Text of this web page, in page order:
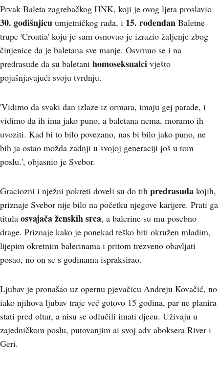
Prvak Baleta zagrebačkog HNK, koji je ovog ljeta proslavio
30. godišnjicu umjetničkog rada, i 15. rođendan Baletne
trupe 'Croatia' koju je sam osnovao je izrazio žaljenje zbog
činjenice da je baletana sve manje. Osvrnuo se i na
predrasude da su baletani homoseksualci vješto
pojašnjavajući svoju tvrdnju.
'Vidimo da svaki dan izlaze iz ormara, imaju gej parade, i
vidimo da ih ima jako puno, a baletana nema, moramo ih
uvoziti. Kad bi to bilo povezano, nas bi bilo jako puno, ne
bih ja ostao možda zadnji u svojoj generaciji još u tom
poslu.', objasnio je Svebor.
Graciozni i nježni pokreti doveli su do tih predrasuda kojih,
priznaje Svebor nije bilo na početku njegove karijere. Prati ga
titula osvajača ženskih srca, a balerine su mu posebno
drage. Priznaje kako je ponekad teško biti okružen mladim,
lijepim okretnim balerinama i pritom trezveno obavljati
posao, no on se s godinama ispraksirao.
Ljubav je pronašao uz opernu pjevačicu Andreju Kovačić, no
iako njihova ljubav traje već gotovo 15 godina, par ne planira
stati pred oltar, a nisu se odlučili imati djecu. Uživaju u
zajedničkom poslu, putovanjim ai svoj adv aboksera River i
Geri.